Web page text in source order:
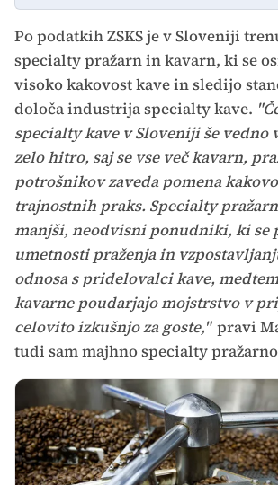
Po podatkih ZSKS je v Sloveniji
specialty pražarn in kavarn, ki se
visoko kakovost kave in sledijo
določa industrija specialty kave.
specialty kave v Sloveniji še vedno
zelo hitro, saj se vse več kavarn,
potrošnikov zaveda pomena
trajnostnih praks. Specialty
manjši, neodvisni ponudniki, ki se
umetnosti praženja in
odnosa s pridelovalci kave,
kavarne poudarjajo mojstrstvo v
celovito izkušnjo za goste," pravi
tudi sam majhno specialty